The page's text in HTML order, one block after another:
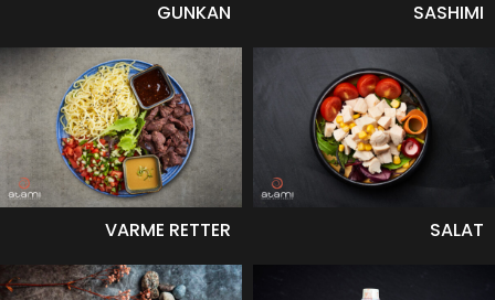
GUNKAN SASHIMI
VARME RETTER SALAT